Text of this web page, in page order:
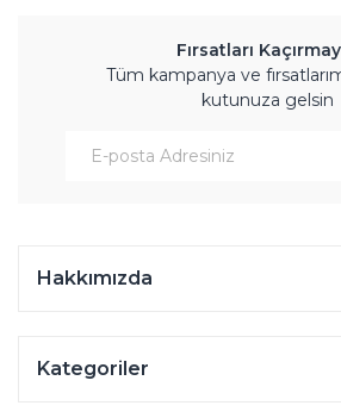
Fırsatları
Tüm kampanya ve
kutunuza gelsin
Hakkımızda
Kategoriler